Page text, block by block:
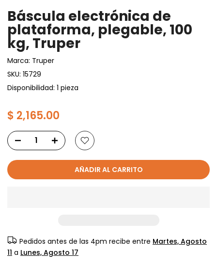
Báscula electrónica de
plataforma, plegable, 100
kg, Truper
Marca: Truper
SKU: 15729
Disponibilidad: 1 pieza
$ 2,165.00
AÑADIR AL CARRITO
Pedidos antes de las 4pm recibe entre Martes, Agosto
11 a Lunes, Agosto 17